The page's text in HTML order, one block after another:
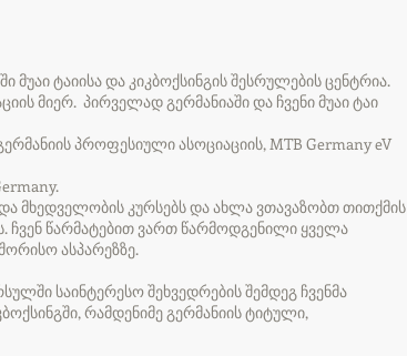
ტაიისა და კიკბოქსინგის შესრულების ცენტრია.
მიერ. პირველად გერმანიაში და ჩვენი მუაი ტაი
პროფესიული ასოციაციის, MTB Germany eV
მხედველობის კურსებს და ახლა ვთავაზობთ თითქმის
წარმატებით ვართ წარმოდგენილი ყველა
ასპარეზზე.
საინტერესო შეხვედრების შემდეგ ჩვენმა
რამდენიმე გერმანიის ტიტული,